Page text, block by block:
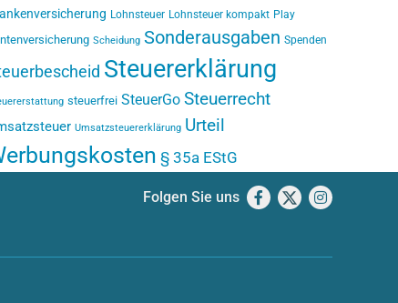
Lohnsteuer Lohnsteuer kompakt Play
Scheidung Sonderausgaben Spenden
Steuererklärung
steuerfrei SteuerGo Steuerrecht
Umsatzsteuererklärung Urteil
§ 35a EStG
Folgen Sie uns Facebook
X Instagram